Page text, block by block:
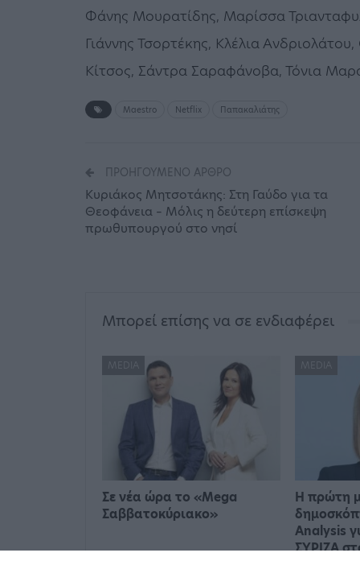
Φάνης Μουρατίδης, Μαρίσσα
Γιάννης Τσορτέκης, Κλέλια
Κίτσος, Σάντρα Σαραφάνοβα, Τόνια
Maestro Netflix Παπακαλιάτης
ΠΡΟΗΓΟΎΜΕΝΟ ΆΡΘΡΟ
Κυριάκος Μητσοτάκης: Στη Γαύδο για τα
Θεοφάνεια – Μόλις η δεύτερη επίσκεψη
πρωθυπουργού στο νησί
Μπορεί επίσης να σε ενδιαφέρει
MEDIA
Σε νέα ώρα το «Mega
Σαββατοκύριακο»
MEDIA
Η πρώτη
Analysis
ΣΥΡΙΖΑ